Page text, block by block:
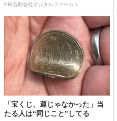
PR(合同会社デジタルファーム )
「宝くじ、運じゃなかった」当
たる人は“同じこと”してる